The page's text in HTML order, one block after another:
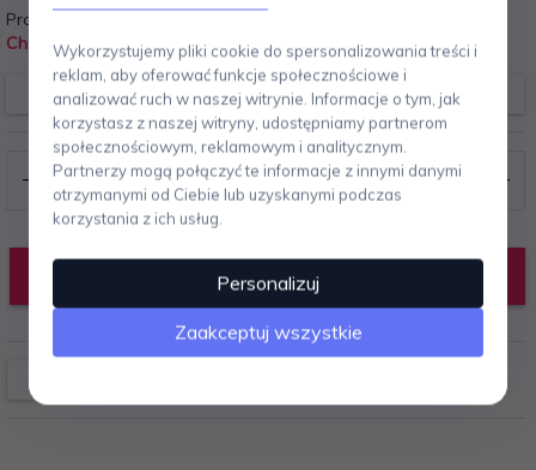
Producent:
Chilly's
Chilly's
DODAJ DO KOSZYKA
Wykorzystujemy pliki cookie do spersonalizowania treści i
reklam, aby oferować funkcje społecznościowe i
analizować ruch w naszej witrynie. Informacje o tym, jak
korzystasz z naszej witryny, udostępniamy partnerom
społecznościowym, reklamowym i analitycznym.
Partnerzy mogą połączyć te informacje z innymi danymi
otrzymanymi od Ciebie lub uzyskanymi podczas
korzystania z ich usług.
Personalizuj
Zaakceptuj wszystkie